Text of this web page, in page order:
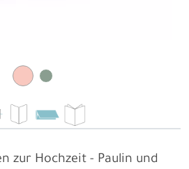
zur Hochzeit - Paulin und